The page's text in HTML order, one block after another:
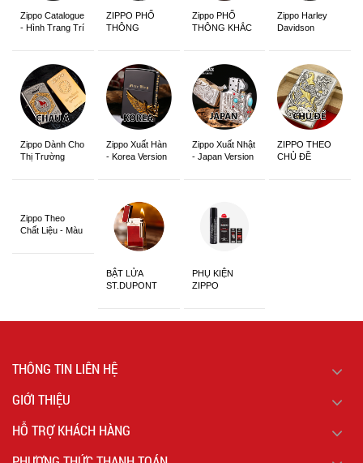
Zippo Catalogue
- Hình Trang Trí
ZIPPO PHỔ
THÔNG
Zippo PHỔ
THÔNG KHẮC
Zippo Harley
Davidson
Zippo Dành Cho
Thị Trường
Zippo Xuất Hàn
- Korea Version
Zippo Xuất Nhật
- Japan Version
ZIPPO THEO
CHỦ ĐỀ
Zippo Theo
Chất Liệu - Màu
BẬT LỬA
ST.DUPONT
PHỤ KIỆN
ZIPPO
THÔNG TIN LIÊN HỆ
GIỚI THIỆU
HỖ TRỢ KHÁCH HÀNG